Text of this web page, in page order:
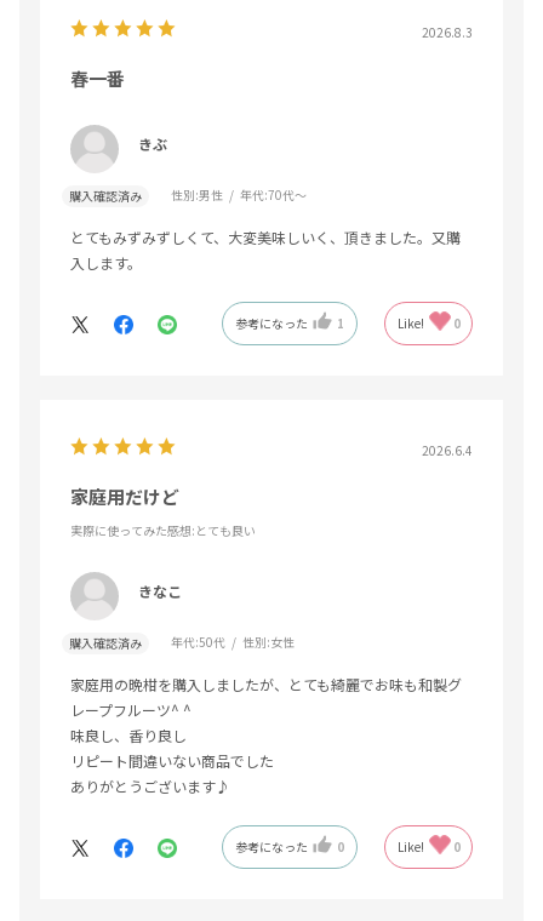
2026.8.3
春一番
きぶ
購入確認済み 性別:男性 年代:70代～
とてもみずみずしくて、大変美味しいく、頂きました。又購
入します。
参考になった 1 Like! 0
2026.6.4
家庭用だけど
実際に使ってみた感想:とても良い
きなこ
購入確認済み 年代:50代 性別:女性
家庭用の晩柑を購入しましたが、とても綺麗でお味も和製グ
レープフルーツ^ ^
味良し、香り良し
リピート間違いない商品でした
ありがとうございます♪
参考になった 0 Like! 0